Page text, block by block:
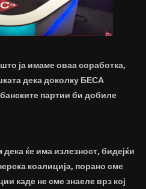
ја имаме оваа соработка,
дека доколку БЕСА
партии би добиле
ќе има излезност, бидејќи
коалиција, порано сме
каде не сме знаеле врз кој